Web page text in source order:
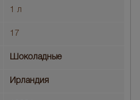
1 л
17
Шоколадные
Ирландия